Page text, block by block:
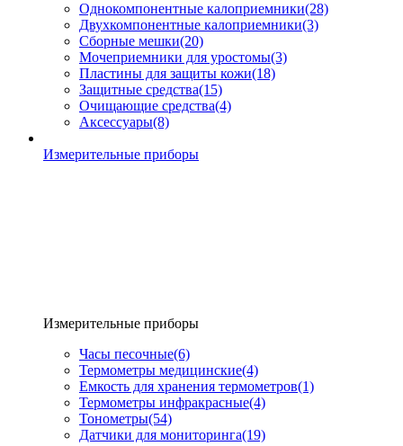
Однокомпонентные калоприемники(28)
Двухкомпонентные калоприемники(3)
Сборные мешки(20)
Мочеприемники для уростомы(3)
Пластины для защиты кожи(18)
Защитные средства(15)
Очищающие средства(4)
Аксессуары(8)
Измерительные приборы
Измерительные приборы
Часы песочные(6)
Термометры медицинские(4)
Емкость для хранения термометров(1)
Термометры инфракрасные(4)
Тонометры(54)
Датчики для мониторинга(19)